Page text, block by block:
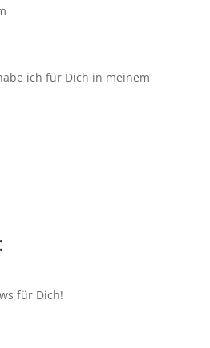
ich für Dich in meinem
für Dich!